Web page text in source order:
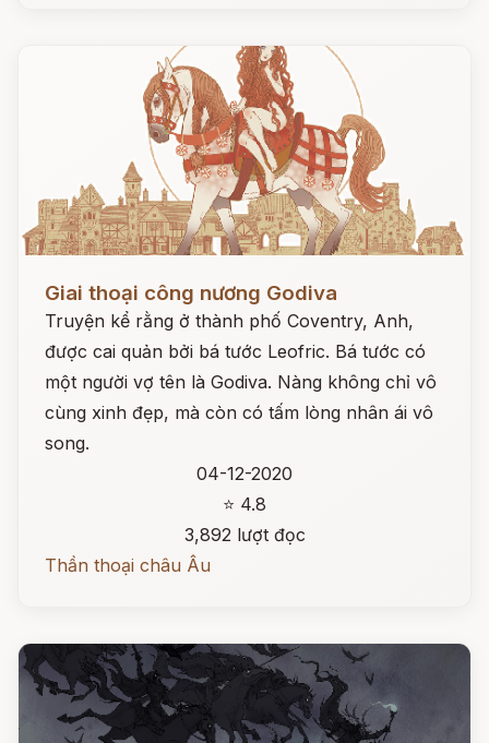
Giai thoại công nương Godiva
Truyện kể rằng ở thành phố Coventry, Anh,
được cai quản bởi bá tước Leofric. Bá tước có
một người vợ tên là Godiva. Nàng không chỉ vô
cùng xinh đẹp, mà còn có tấm lòng nhân ái vô
song.
04-12-2020
⭐ 4.8
3,892 lượt đọc
Thần thoại châu Âu